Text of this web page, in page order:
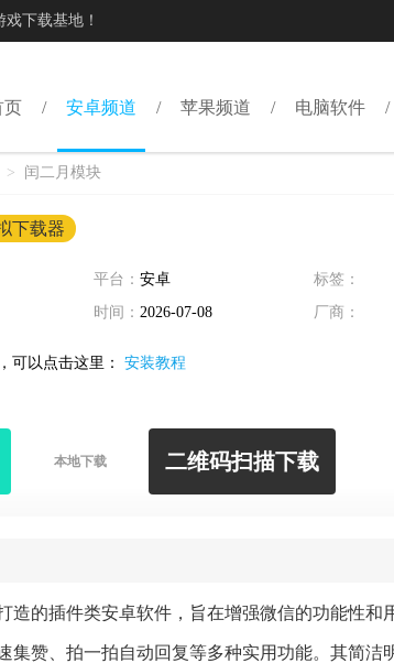
下载基地！
页 安卓频道 苹果频道 电脑软件
> 闰二月模块
下载器
平台： 安卓
标签：
时间： 2026-07-08 厂商：
可以点击这里： 安装教程
本地下载 二维码扫描下载
造的插件类安卓软件，旨在增强微信的功能性和
集赞、拍一拍自动回复等多种实用功能。其简洁